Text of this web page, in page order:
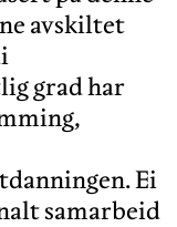
avskiltet
grad har
Ei
samarbeid